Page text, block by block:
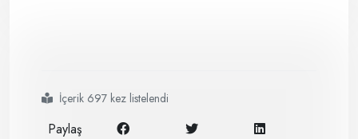
#özelgüvenlik
#habeler
#ögg
#sendikası
İçerik 697 kez listelendi
Paylaş